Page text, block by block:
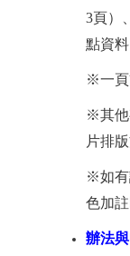
3頁）
點資
※一頁
※其他
片排
※如有
色加
辦法